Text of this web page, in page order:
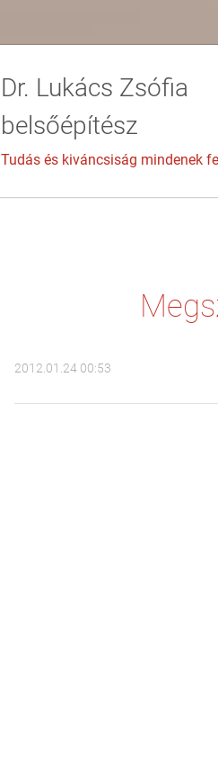
Dr. Lukács Zsófia
belsőépítész
Tudás és kiváncsiság mindenek
2012.01.24 00:53